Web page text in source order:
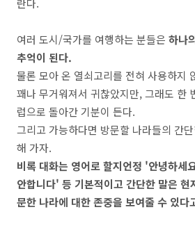
란다.
여러 도시/국가를 여행하는 분들은 하나
추억이 된다.
물론 모아 온 열쇠고리를 전혀 사용하지
꽤나 무거워져서 귀찮았지만, 그래도 한
럽으로 돌아간 기분이 든다.
그리고 가능하다면 방문할 나라들의 간
해 가자.
비록 대화는 영어로 할지언정 '안녕하
안합니다' 등 기본적이고 간단한 말은 현
문한 나라에 대한 존중을 보여줄 수 있다